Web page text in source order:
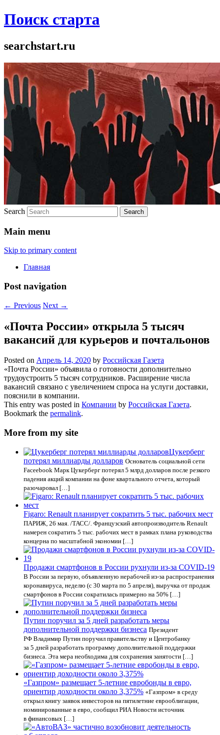
Поиск старта
searchstart.ru
Search
Main menu
Skip to primary content
Главная
Post navigation
← Previous Next →
«Почта России» открыла 5 тысяч
вакансий для курьеров и почтальонов
Posted on Апрель 14, 2020 by Российская Газета
«Почта России» объявила о готовности дополнительно
трудоустроить 5 тысяч сотрудников. Расширение числа
вакансий связано с увеличением спроса на услуги доставки,
пояснили в компании.
This entry was posted in Компании by Российская Газета.
Bookmark the permalink.
More from my site
Цукерберг
потерял миллиарды долларов Основатель социальной сети
Faceebook Марк Цукерберг потерял 5 млрд долларов после резкого
падения акций компании на фоне квартального отчета, который
разочаровал […]
Figaro: Renault планирует сократить 5 тыс. рабочих мест
ПАРИЖ, 26 мая. /ТАСС/. Французский автопроизводитель Renault
намерен сократить 5 тыс. рабочих мест в рамках плана руководства
концерна по масштабной экономии […]
Продажи смартфонов в России рухнули из-за COVID-19
В России за первую, объявленную нерабочей из-за распространения
коронавируса, неделю (с 30 марта по 5 апреля), выручка от продаж
смартфонов в России сократилась примерно на 50% […]
Путин поручил за 5 дней разработать меры
дополнительной поддержки бизнеса Президент
РФ Владимир Путин поручил правительству и Центробанку
за 5 дней разработать программу дополнительной поддержки
бизнеса. Эта мера необходима для сохранения занятости […]
«Газпром» размещает 5-летние евробонды в евро,
ориентир доходности около 3,375% «Газпром» в среду
открыл книгу заявок инвесторов на пятилетние еврооблигации,
номинированные в евро, сообщил РИА Новости источник
в финансовых […]